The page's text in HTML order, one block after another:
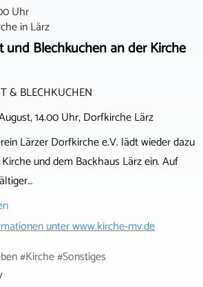
Uhr
inLärz
und Blechkuchen an der Kirche
& BLECHKUCHEN
14.00 Uhr, Dorfkirche Lärz
Lärzer Dorfkirche e.V. lädt wieder dazu
und dem Backhaus Lärz ein. Auf
unterwww.kirche-mv.de
#Kirche #Sonstiges